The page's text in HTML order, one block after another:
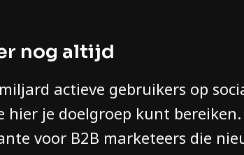
nog altijd
actieve gebruikers op
je doelgroep kunt bereiken.
voor B2B marketeers die